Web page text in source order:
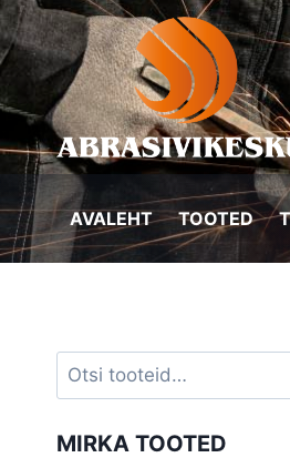
Skip
to
content
AVALEHT TOOTED
Otsi:
MIRKA TOOTED